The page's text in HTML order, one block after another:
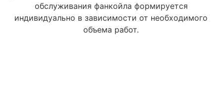
обслуживания фанкойла формируется
индивидуально в зависимости от необходимого
объема работ.